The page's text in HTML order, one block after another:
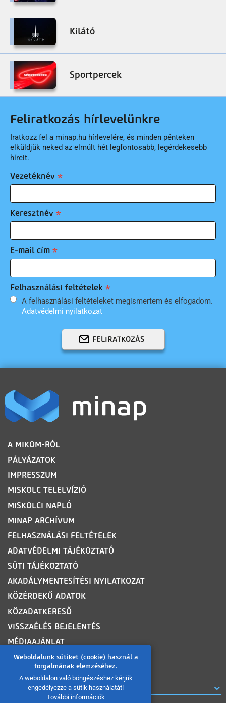
Weboldalunk sütiket (cookie) használ a
forgalmának elemzéséhez.
A weboldalon való böngészéshez kérjük
engedélyezze a sütik használatát!
További információk
Kilátó
Sportpercek
Feliratkozás hírlevelünkre
Iratkozz fel a minap.hu hírlevelére, és minden pénteken
elküldjük neked az elmúlt hét legfontosabb, legérdekesebb
híreit.
Vezetéknév
Keresztnév
E-mail cím
Felhasználási feltételek
A felhasználási feltételeket megismertem és elfogadom.
Adatvédelmi nyilatkozat
FELIRATKOZÁS
LÁBLÉC
A MIKOM-RÓL
PÁLYÁZATOK
IMPRESSZUM
MISKOLC TELELVÍZIÓ
MISKOLCI NAPLÓ
MINAP ARCHÍVUM
FELHASZNÁLÁSI FELTÉTELEK
ADATVÉDELMI TÁJÉKOZTATÓ
SÜTI TÁJÉKOZTATÓ
AKADÁLYMENTESÍTÉSI NYILATKOZAT
KÖZÉRDEKŰ ADATOK
KÖZADATKERESŐ
VISSZAÉLÉS BEJELENTÉS
MÉDIAAJÁNLAT
OLDALTÉRKÉP
ROVATOK